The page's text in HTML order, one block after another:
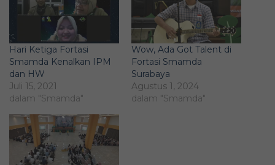
Hari Ketiga Fortasi
Smamda Kenalkan IPM
dan HW
Juli 15, 2021
dalam "Smamda"
Wow, Ada Got Talent di
Fortasi Smamda
Surabaya
Agustus 1, 2024
dalam "Smamda"